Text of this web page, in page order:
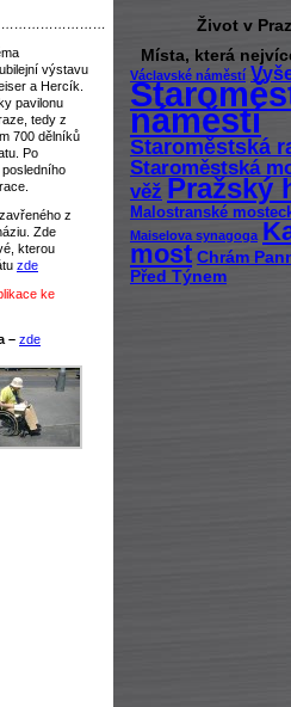
výstavu
a Hercík.
pavilonu
tedy z
700 dělníků
Po
z
Zde
kterou
zde
ke
– zde
Život v
Místa, která
Václavské náměstí
náměstí
Staroměstská
Staroměstská
věž Pražský
Malostranské
Maiselova synagoga
most Chrám
Před Týnem